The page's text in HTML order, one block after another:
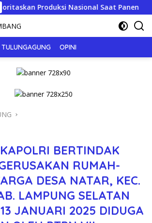
Produksi Nasional Saat Panen
TULUNGAGUNG OPINI
BERTINDAK
RUMAH-
DESA NATAR, KEC.
LAMPUNG SELATAN
JANUARI 2025 DIDUGA